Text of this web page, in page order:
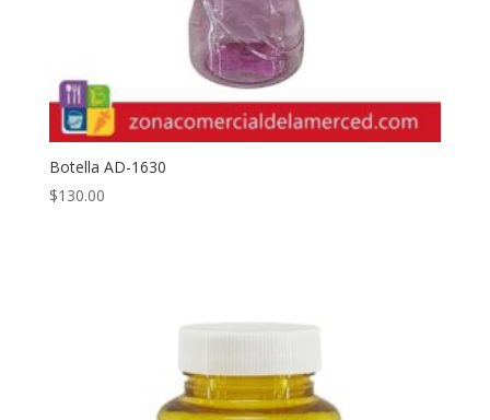
Botella AD-1630
$130.00